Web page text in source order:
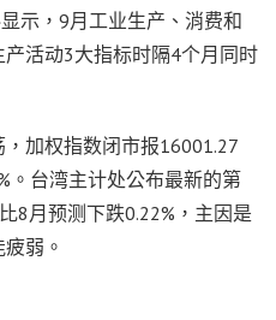
示，9月工业生产、消费和
活动3大指标时隔4个月同时
加权指数闭市报16001.27
。台湾主计处公布最新的第
8月预测下跌0.22%，主因是
弱。